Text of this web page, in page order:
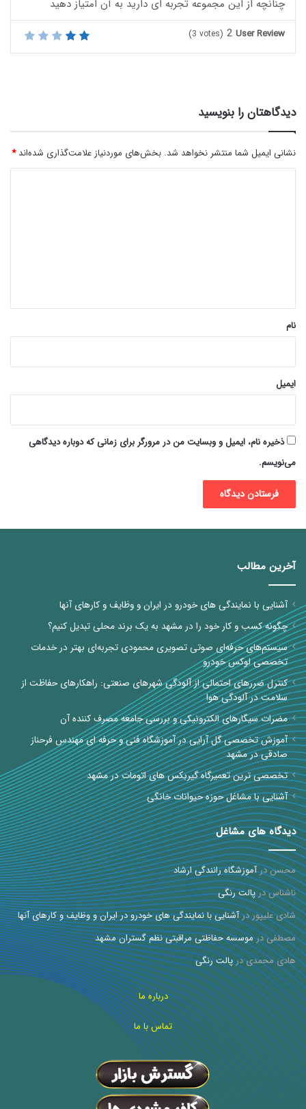
چنانچه از این مجموعه تجربه ای دارید به آن امتیاز دهید
User Review
2
(3 votes)
دیدگاهتان را بنویسید
نشانی ایمیل شما منتشر نخواهد شد. بخش‌های موردنیاز علامت‌گذاری شده‌اند*
نام
ایمیل
ذخیره نام، ایمیل و وبسایت من در مرورگر برای زمانی که دوباره دیدگاهی
می‌نویسم.
آخرین مطالب
آشنایی با نمایندگی های خودرو در ایران و وظایف و کارهای آنها
چگونه کسب و کار خود را در مشهد به یک برند محلی تبدیل کنیم؟
سیستم‌های حرفه‌ای صوتی تصویری محمودی تجربه‌ای بهتر در خدمات
تخصصی لوکس خودرو
کنترل ضررهای احتمالی از آلودگی شهرهای صنعتی: راهکارهای حفاظت از
سلامت در آلودگی هوا
مضرات سیگارهای الکترونیکی و بررسی جامعه مصرف کننده آن
آموزش تخصصی گل آرایی در آموزشگاه فنی و حرفه ای مهندس فرحناز
صادقی در مشهد
تخصصی ترین تعمیرگاه گیربکس های اتومات در مشهد
آشنایی با مشاغل حوزه حیوانات خانگی
دیدگاه های مشاغل
محسندرآموزشگاه رانندگی ارشاد
ناشناسدرپالت رنگی
شادی علیپوردرآشنایی با نمایندگی های خودرو در ایران و وظایف و کارهای آنها
مصطفیدرموسسه حفاظتی مراقبتی نظم گستران مشهد
هادی محمدیدرپالت رنگی
درباره ما
تماس با ما